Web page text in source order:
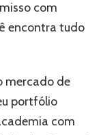
com
encontra tudo
mercado de
portfólio
com